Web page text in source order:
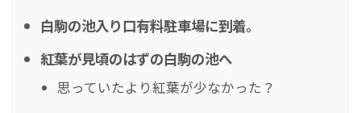
白駒の池入り口有料駐車場に到着。
紅葉が見頃のはずの白駒の池へ
思っていたより紅葉が少なかった？